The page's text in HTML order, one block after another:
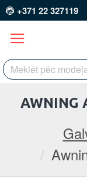
+371 22 327119
AWNING